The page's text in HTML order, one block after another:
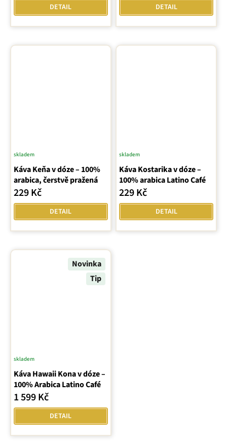
DETAIL
z
5
DETAIL
Káva Keňa v dóze – 100%
arabica, čerstvě pražená
skladem
229 Kč
DETAIL
Káva Kostarika v dóze –
100% arabica Latino Café
skladem
229 Kč
DETAIL
Novinka
Tip
Káva Hawaii Kona v dóze –
100% Arabica Latino Café
skladem
1 599 Kč
DETAIL